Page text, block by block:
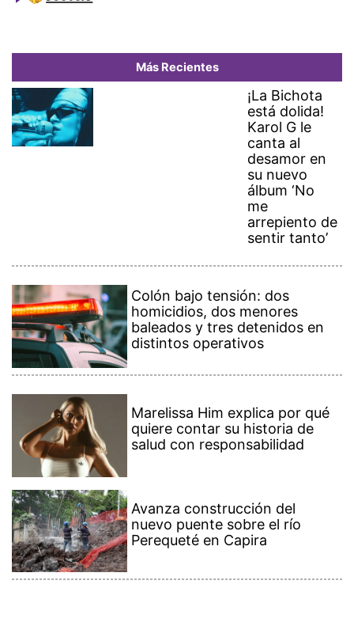
Más Recientes
¡La Bichota
está dolida!
Karol G le
canta al
desamor en
su nuevo
álbum ‘No
me
arrepiento de
sentir tanto’
Colón bajo tensión: dos
homicidios, dos menores
baleados y tres detenidos en
distintos operativos
Marelissa Him explica por qué
quiere contar su historia de
salud con responsabilidad
Avanza construcción del
nuevo puente sobre el río
Perequeté en Capira